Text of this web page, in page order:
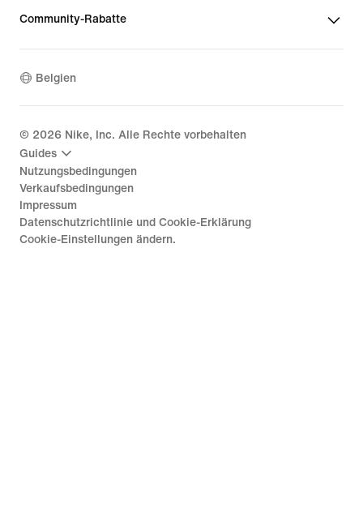
Community-Rabatte
Belgien
© 2026 Nike, Inc. Alle Rechte vorbehalten
Guides
Nutzungsbedingungen
Verkaufsbedingungen
Impressum
Datenschutzrichtlinie und Cookie-Erklärung
Cookie-Einstellungen ändern.